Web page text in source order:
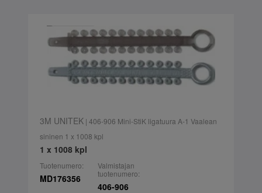
3M UNITEK| 406-906 Mini-StiK ligatuura A-1 Vaalean
sininen 1 x 1008 kpl
1 x 1008 kpl
Tuotenumero:
MD176356
Valmistajan
tuotenumero:
406-906